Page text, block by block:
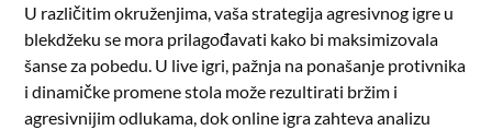
U različitim okruženjima, vaša strategija agresivnog igre u
blekdžeku se mora prilagođavati kako bi maksimizovala
šanse za pobedu. U live igri, pažnja na ponašanje protivnika
i dinamičke promene stola može rezultirati bržim i
agresivnijim odlukama, dok online igra zahteva analizu